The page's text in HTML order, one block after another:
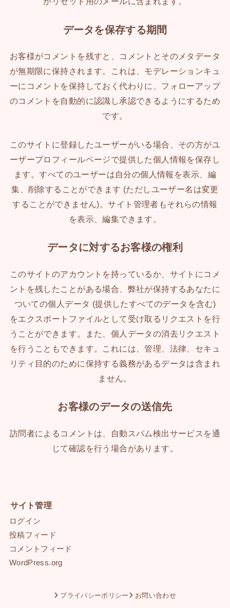
データを保存する期間
お客様がコメントを残すと、コメントとそのメタデータ
が無期限に保持されます。これは、モデレーションキュ
ーにコメントを保持しておく代わりに、フォローアップ
のコメントを自動的に認識し承認できるようにするため
です。
このサイトに登録したユーザーがいる場合、その方がユ
ーザープロフィールページで提供した個人情報を保存し
ます。すべてのユーザーは自分の個人情報を表示、編
集、削除することができます (ただしユーザー名は変更
することができません)。サイト管理者もそれらの情報
を表示、編集できます。
データに対するお客様の権利
このサイトのアカウントを持っているか、サイトにコメ
ントを残したことがある場合、弊社が保持するあなたに
ついての個人データ (提供したすべてのデータを含む)
をエクスポートファイルとして受け取るリクエストを行
うことができます。また、個人データの消去リクエスト
を行うこともできます。これには、管理、法律、セキュ
リティ目的のために保持する義務があるデータは含まれ
ません。
お客様のデータの送信先
訪問者によるコメントは、自動スパム検出サービスを通
じて確認を行う場合があります。
サイト管理
ログイン
投稿フィード
コメントフィード
WordPress.org
プライバシーポリシー お問い合わせ